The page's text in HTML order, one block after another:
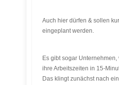
Auch hier dürfen & sollen
eingeplant werden.
Es gibt sogar
ihre Arbeitszeiten in 15-
Das klingt zunächst nach